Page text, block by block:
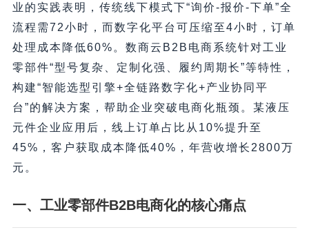
业的实践表明，传统线下模式下“询价-报价-下单”全
流程需72小时，而数字化平台可压缩至4小时，订单
处理成本降低60%。数商云B2B电商系统针对工业
零部件“型号复杂、定制化强、履约周期长”等特性，
构建“智能选型引擎+全链路数字化+产业协同平
台”的解决方案，帮助企业突破电商化瓶颈。某液压
元件企业应用后，线上订单占比从10%提升至
45%，客户获取成本降低40%，年营收增长2800万
元。
一、工业零部件B2B电商化的核心痛点